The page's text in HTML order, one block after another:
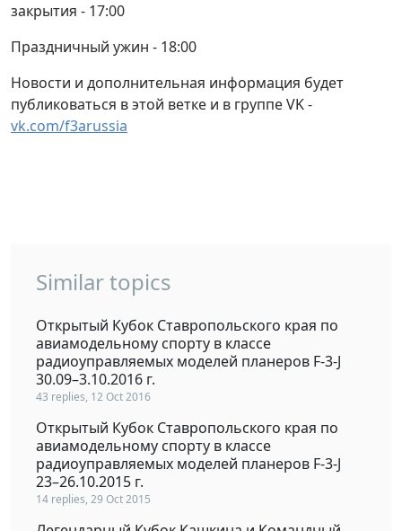
закрытия - 17:00
Праздничный ужин - 18:00
Новости и дополнительная информация будет
публиковаться в этой ветке и в группе VK -
vk.com/f3arussia
Similar topics
Открытый Кубок Ставропольского края по
авиамодельному спорту в классе
радиоуправляемых моделей планеров F-3-J
30.09–3.10.2016 г.
43 replies, 12 Oct 2016
Открытый Кубок Ставропольского края по
авиамодельному спорту в классе
радиоуправляемых моделей планеров F-3-J
23–26.10.2015 г.
14 replies, 29 Oct 2015